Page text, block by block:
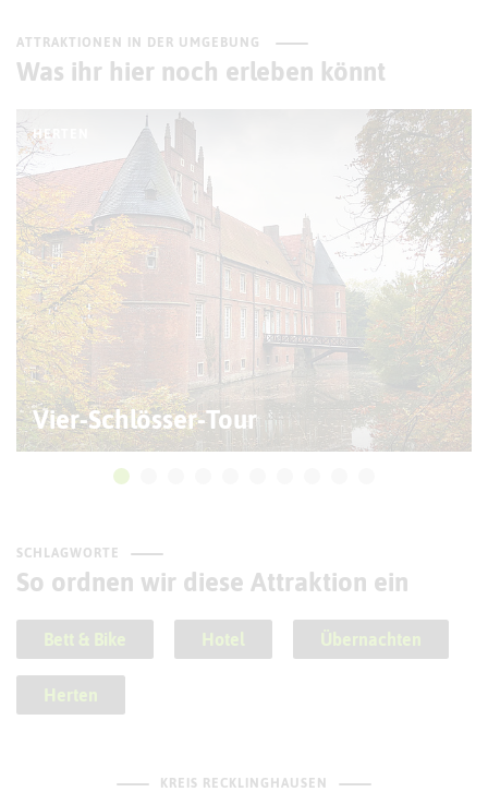
ATTRAKTIONEN IN DER UMGEBUNG
Was ihr hier noch erleben könnt
HERTEN
Vier-Schlösser-Tour
SCHLAGWORTE
So ordnen wir diese Attraktion ein
Bett & Bike Hotel Übernachten
Herten
KREIS RECKLINGHAUSEN